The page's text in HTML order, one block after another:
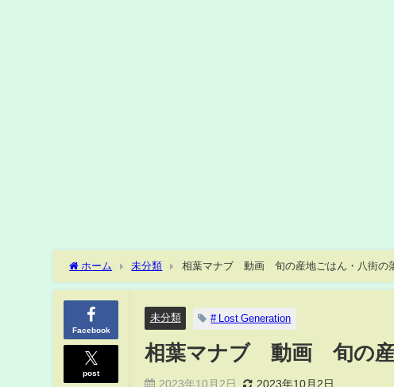
ホーム 未分類 相葉マナブ 動画 旬の産地ごはん・八街の
Facebook
post
未分類 # Lost Generation
相葉マナブ 動画 旬の産
2023年10月2日 2023年10月2日